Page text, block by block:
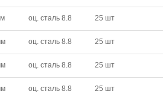
оц. сталь 8.8 25 шт
оц. сталь 8.8 25 шт
оц. сталь 8.8 25 шт
оц. сталь 8.8 25 шт